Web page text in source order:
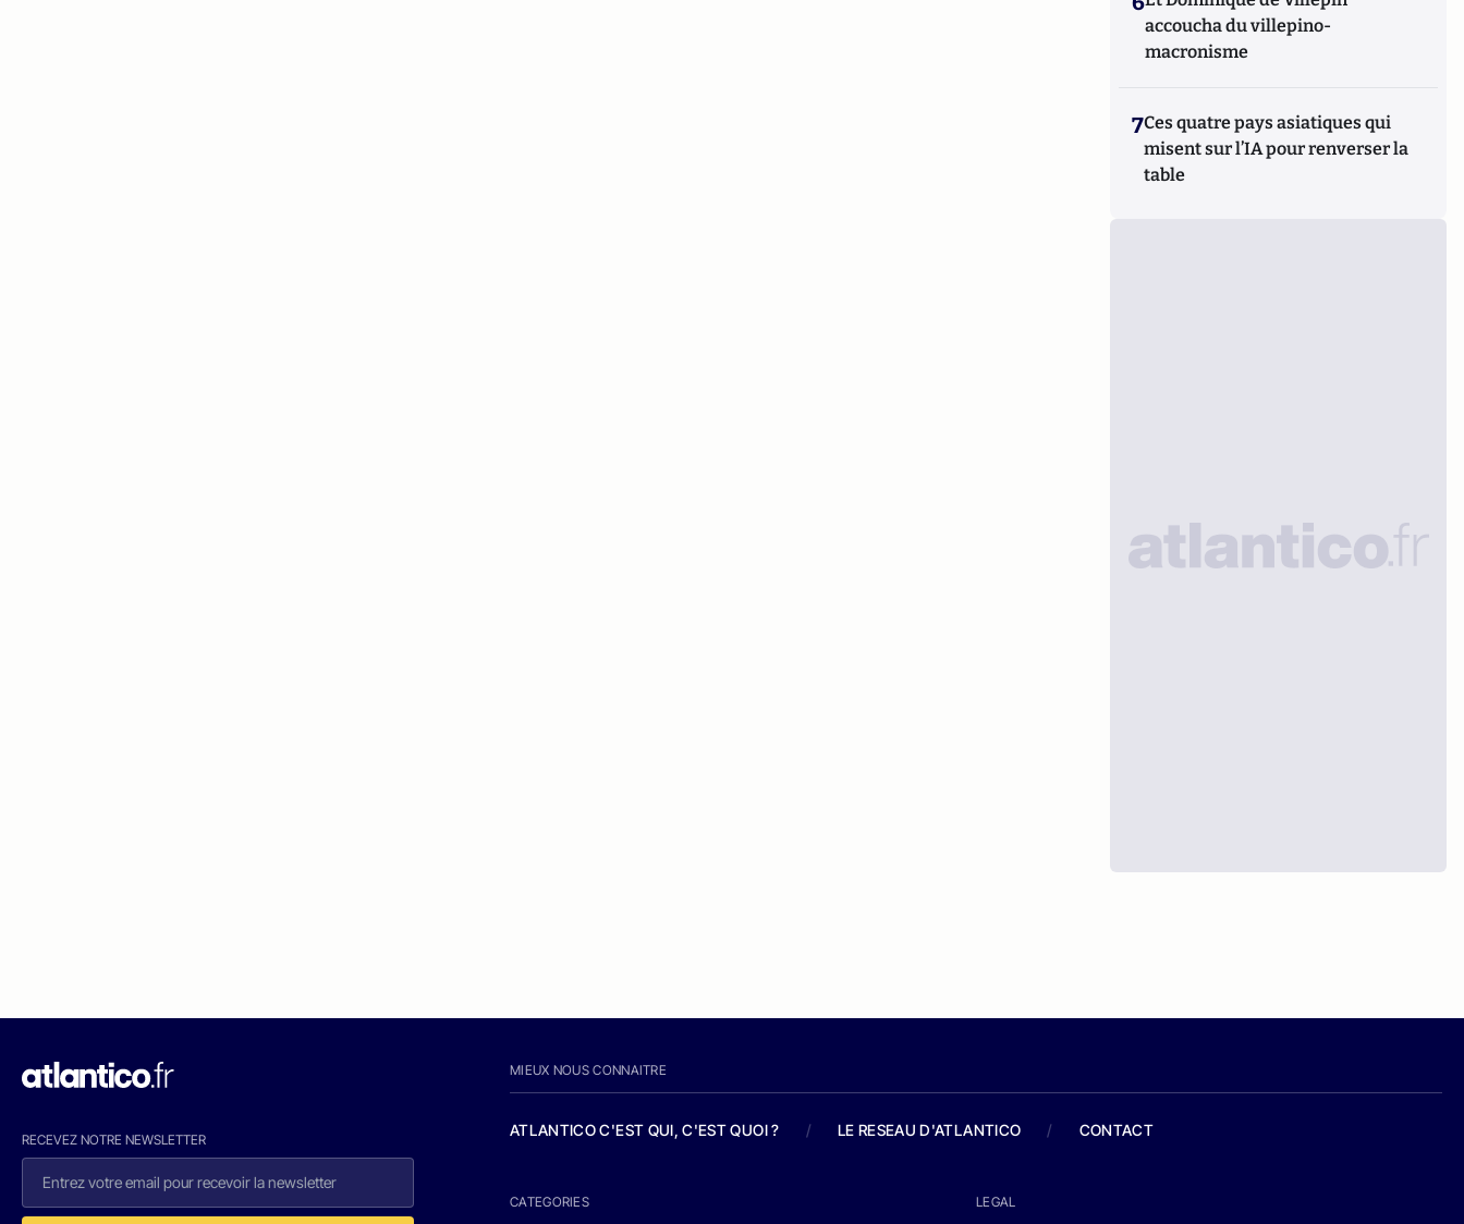
accoucha du villepino-
macronisme
7Ces quatre pays asiatiques qui
misent sur l’IA pour renverser la
table
RECEVEZ NOTRE NEWSLETTER
MIEUX NOUS CONNAITRE
ATLANTICO C'EST QUI, C'EST QUOI ? / LE RESEAU D'ATLANTICO / CONTACT
CATEGORIES LEGAL